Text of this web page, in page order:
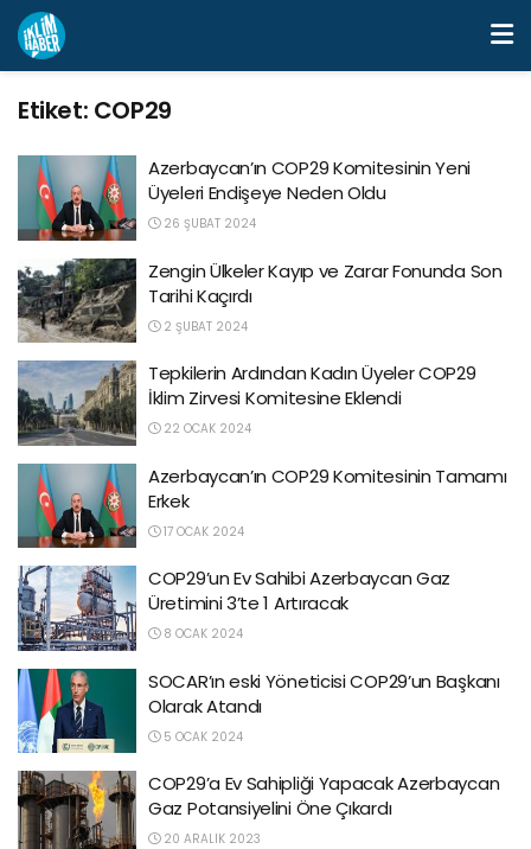
Etiket: COP29
Azerbaycan’ın COP29 Komitesinin Yeni
Üyeleri Endişeye Neden Oldu
26 ŞUBAT 2024
Zengin Ülkeler Kayıp ve Zarar Fonunda Son
Tarihi Kaçırdı
2 ŞUBAT 2024
Tepkilerin Ardından Kadın Üyeler COP29
İklim Zirvesi Komitesine Eklendi
22 OCAK 2024
Azerbaycan’ın COP29 Komitesinin Tamamı
Erkek
17 OCAK 2024
COP29’un Ev Sahibi Azerbaycan Gaz
Üretimini 3’te 1 Artıracak
8 OCAK 2024
SOCAR’ın eski Yöneticisi COP29’un Başkanı
Olarak Atandı
5 OCAK 2024
COP29’a Ev Sahipliği Yapacak Azerbaycan
Gaz Potansiyelini Öne Çıkardı
20 ARALIK 2023